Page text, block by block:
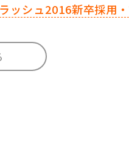
ッシュ2016新卒採用